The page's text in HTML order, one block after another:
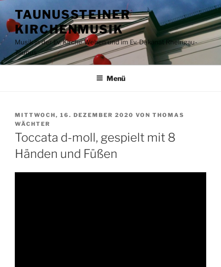
Inhalt
springen
TAUNUSSTEINER
KIRCHENMUSIK
Musik in der Ev. Kirche Wehen und im Ev. Dekanat Rheingau-
Taunus
Menü
VERÖFFENTLICHT
AM
MITTWOCH, 16. DEZEMBER 2020 VON THOMAS
WÄCHTER
Toccata d-moll, gespielt mit 8
Händen und Füßen